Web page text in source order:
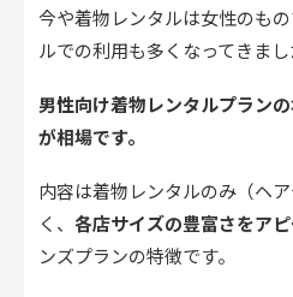
今や着物レンタルは女性のも
ルでの利用も多くなってきまし
男性向け着物レンタルプラン
が相場です。
内容は着物レンタルのみ（ヘ
く、 各店サイズの豊富さをア
ンズプランの特徴です。